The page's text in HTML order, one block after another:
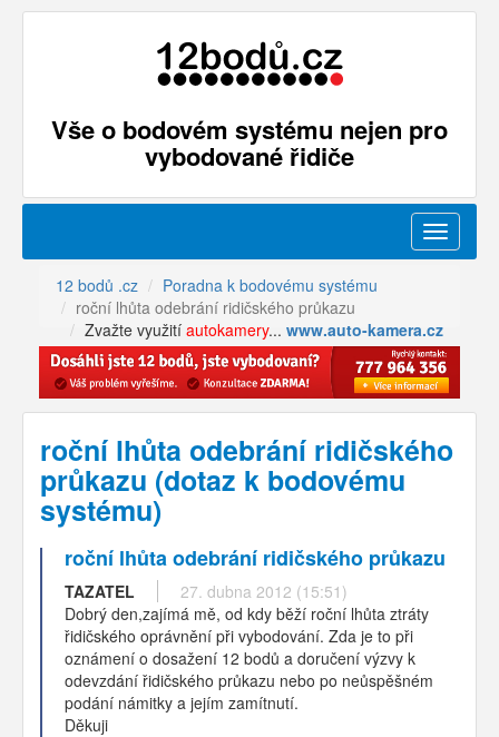
Vše o bodovém systému nejen pro
vybodované řidiče
Menu
12 bodů .cz
Poradna k bodovému systému
roční lhůta odebrání ridičského průkazu
Zvažte využití autokamery... www.auto-kamera.cz
roční lhůta odebrání ridičského
průkazu (dotaz k bodovému
systému)
roční lhůta odebrání ridičského průkazu
TAZATEL
27. dubna 2012 (15:51)
Dobrý den,zajímá mě, od kdy běží roční lhůta ztráty
řidičského oprávnění při vybodování. Zda je to při
oznámení o dosažení 12 bodů a doručení výzvy k
odevzdání řidičského průkazu nebo po neůspěšném
podání námitky a jejím zamítnutí.
Děkuji